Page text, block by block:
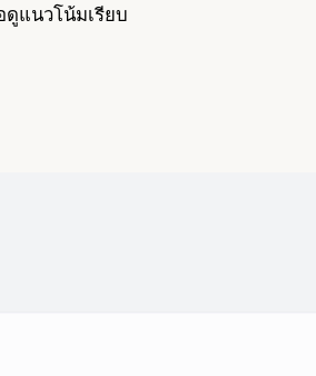
ดูแนวโน้มเรียบ